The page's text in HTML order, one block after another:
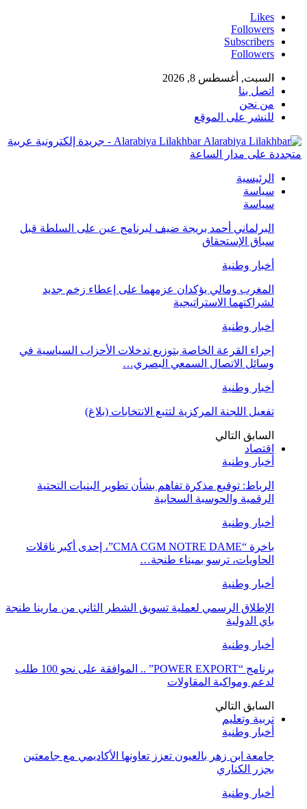
Likes
Followers
Subscribers
Followers
السبت, أغسطس 8, 2026
اتصل بنا
من نحن
للنشر على الموقع
Alarabiya Lilakhbar - جريدة إلكترونية عربية
متجددة على مدار الساعة
الرئيسية
سياسة
سياسة
البرلماني أحمد بريجة ضيف لبرنامج عين على السلطة قبل
سباق الإستحقاق
أخبار وطنية
المغرب ومالي يؤكدان عزمهما على إعطاء زخم جديد
لشراكتهما الاستراتيجية
أخبار وطنية
إجراء القرعة الخاصة بتوزيع تدخلات الأحزاب السياسية في
وسائل الاتصال السمعي البصري…
أخبار وطنية
تفعيل اللجنة المركزية لتتبع الانتخابات (بلاغ)
السابق التالي
اقتصاد
أخبار وطنية
الرباط: توقيع مذكرة تفاهم بشأن تطوير البنيات التحتية
الرقمية والحوسبة السحابية
أخبار وطنية
باخرة “CMA CGM NOTRE DAME”، إحدى أكبر ناقلات
الحاويات، ترسو بميناء طنجة…
أخبار وطنية
الإطلاق الرسمي لعملية تسويق الشطر الثاني من مارينا طنجة
باي الدولية
أخبار وطنية
برنامج “POWER EXPORT” .. الموافقة على نحو 100 طلب
لدعم ومواكبة المقاولات
السابق التالي
تربية وتعليم
أخبار وطنية
جامعة ابن زهر بالعيون تعزز تعاونها الأكاديمي مع جامعتين
بجزر الكناري
أخبار وطنية